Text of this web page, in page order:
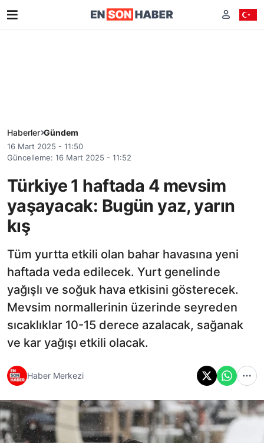
Haberler Gündem
16 Mart 2025 - 11:50
Güncelleme: 16 Mart 2025 - 11:52
Türkiye 1 haftada 4 mevsim
yaşayacak: Bugün yaz, yarın
kış
Tüm yurtta etkili olan bahar havasına yeni
haftada veda edilecek. Yurt genelinde
yağışlı ve soğuk hava etkisini gösterecek.
Mevsim normallerinin üzerinde seyreden
sıcaklıklar 10-15 derece azalacak, sağanak
ve kar yağışı etkili olacak.
Haber Merkezi